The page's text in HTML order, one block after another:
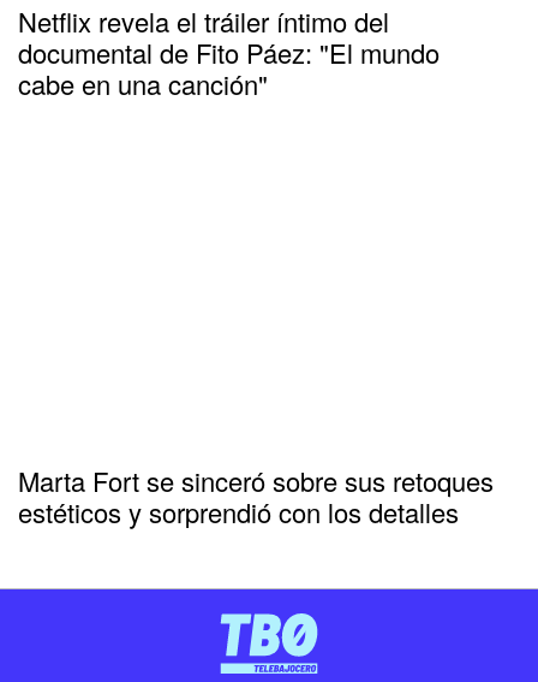
Netflix revela el tráiler íntimo del
documental de Fito Páez: "El mundo
cabe en una canción"
Marta Fort se sinceró sobre sus retoques
estéticos y sorprendió con los detalles